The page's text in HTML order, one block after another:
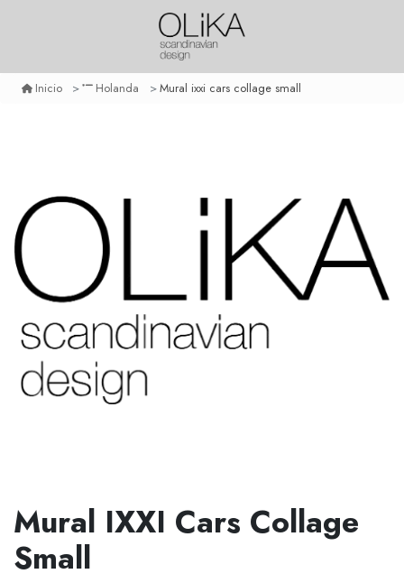
Inicio Holanda Mural ixxi cars collage small
Mural IXXI Cars Collage
Small